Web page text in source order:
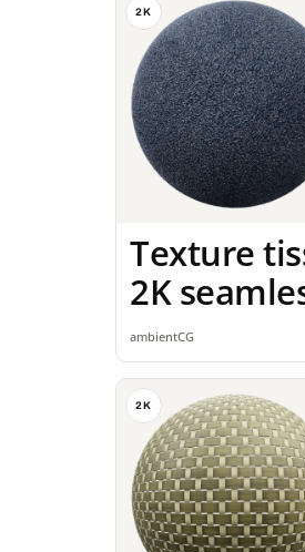
2K
Texture
2K
ambientCG
2K